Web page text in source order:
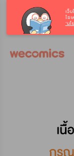
เว็
โฆ
‘น